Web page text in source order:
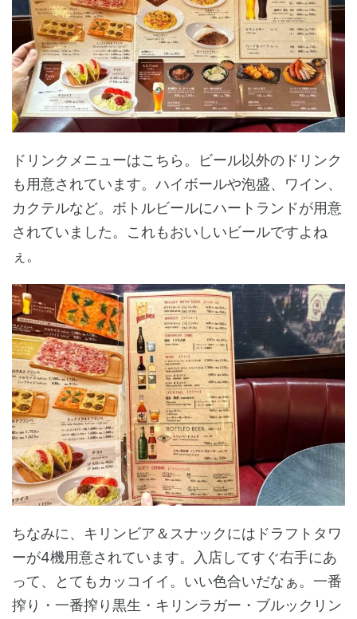
ドリンクメニューはこちら。ビール以外のドリンク
も用意されています。ハイボールや泡盛、ワイン、
カクテルなど。ボトルビールにハートランドが用意
されていました。これもおいしいビールですよね
ぇ。
ちなみに、キリンビア＆スナックにはドラフトタワ
ーが4機用意されています。入店してすぐ右手にあ
って、とてもカッコイイ。いい色合いだなぁ。一番
搾り・一番搾り黒生・キリンラガー・ブルックリン